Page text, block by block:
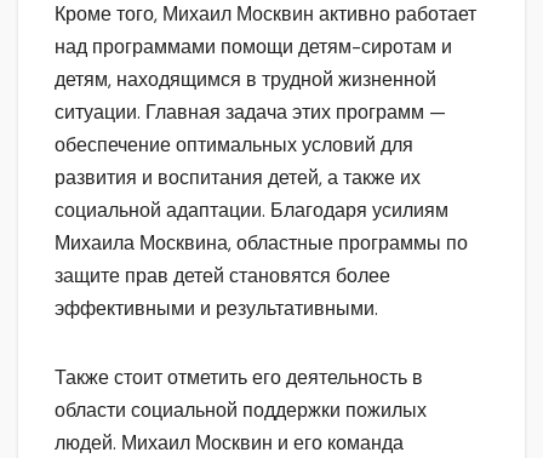
Кроме того, Михаил Москвин активно работает
над программами помощи детям-сиротам и
детям, находящимся в трудной жизненной
ситуации. Главная задача этих программ —
обеспечение оптимальных условий для
развития и воспитания детей, а также их
социальной адаптации. Благодаря усилиям
Михаила Москвина, областные программы по
защите прав детей становятся более
эффективными и результативными.
Также стоит отметить его деятельность в
области социальной поддержки пожилых
людей. Михаил Москвин и его команда